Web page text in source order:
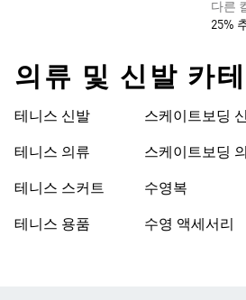
다른
25%
의류 및 신발 카테
테니스 신발
테니스 의류
테니스 스커트
테니스 용품
스케이트보딩 신
스케이트보딩 의
수영복
수영 액세서리